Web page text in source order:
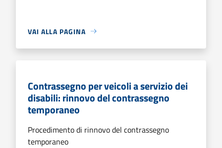
VAI ALLA PAGINA
Contrassegno per veicoli a servizio dei
disabili: rinnovo del contrassegno
temporaneo
Procedimento di rinnovo del contrassegno
temporaneo